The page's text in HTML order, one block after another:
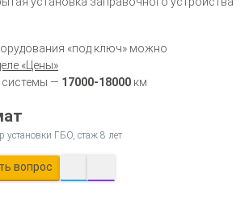
«под ключ» можно
«Цены»
системы — 17000-18000 км
установки ГБО, стаж 8 лет
вопрос